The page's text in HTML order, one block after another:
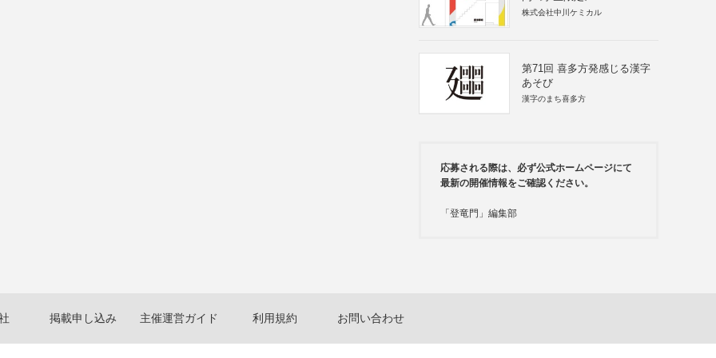
株式会社中川ケミカル
第71回 喜多方発感じる漢字
あそび
漢字のまち喜多方
応募される際は、必ず公式ホームページにて
最新の開催情報をご確認ください。
「登竜門」編集部
掲載申し込み 主催運営ガイド 利用規約 お問い合わせ